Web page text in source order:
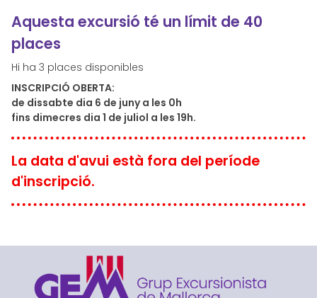
Aquesta excursió té un límit de 40
places
Hi ha 3 places disponibles
INSCRIPCIÓ OBERTA:
de dissabte dia 6 de juny a les 0h
fins dimecres dia 1 de juliol a les 19h.
La data d'avui està fora del període
d'inscripció.